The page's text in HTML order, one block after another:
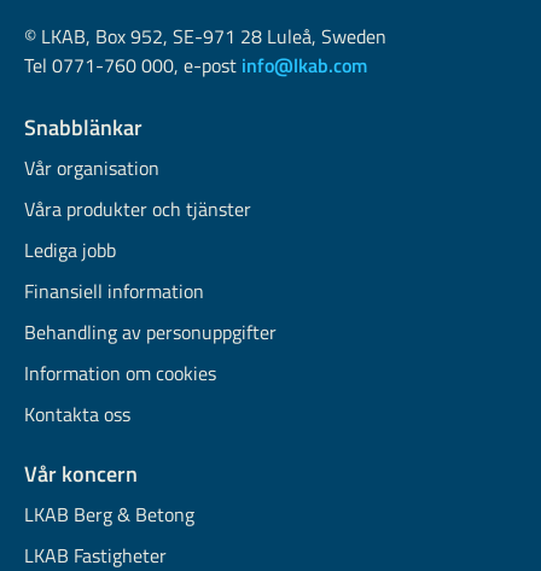
© LKAB, Box 952, SE-971 28 Luleå, Sweden
Tel 0771-760 000, e-post info@lkab.com
Snabblänkar
Vår organisation
Våra produkter och tjänster
Lediga jobb
Finansiell information
Behandling av personuppgifter
Information om cookies
Kontakta oss
Vår koncern
LKAB Berg & Betong
LKAB Fastigheter